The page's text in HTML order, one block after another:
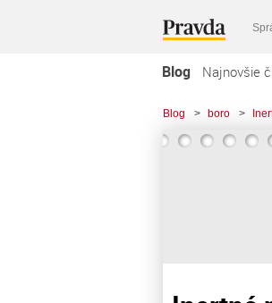
Blog Najnovšie
Blog > boro >